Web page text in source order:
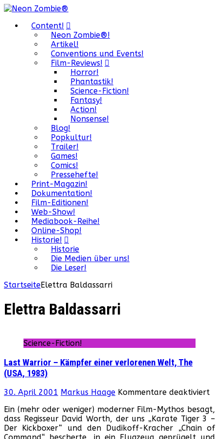
Content!
Neon Zombie®!
Artikel!
Conventions und Events!
Film-Reviews!
Horror!
Phantastik!
Science-Fiction!
Fantasy!
Action!
Nonsense!
Blog!
Popkultur!
Trailer!
Games!
Comics!
Pressehefte!
Print-Magazin!
Dokumentation!
Film-Editionen!
Web-Show!
Mediabook-Reihe!
Online-Shop!
Historie!
Historie
Die Medien über uns!
Die Leser!
StartseiteElettra Baldassarri
Elettra Baldassarri
Science-Fiction!
Last Warrior – Kämpfer einer verlorenen Welt, The
(USA, 1983)
30. April 2001 Markus Haage Kommentare deaktiviert
–
Ein (mehr oder weniger) moderner Film-Mythos besagt,
dass Regisseur David Worth, der uns „Karate Tiger 3 –
Der Kickboxer“ und den Dudikoff-Kracher „Chain of